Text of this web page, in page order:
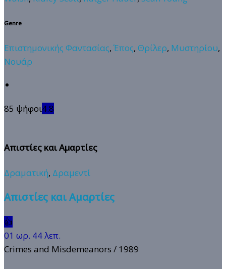
Genre
Επιστημονικής Φαντασίας, Έπος, Θρίλερ, Μυστηρίου,
Νουάρ
85 ψήφοι4.8
Απιστίες και Αμαρτίες
Δραματική, Δραμεντί
Απιστίες και Αμαρτίες
👍
01 ωρ. 44 λεπ.
Crimes and Misdemeanors / 1989